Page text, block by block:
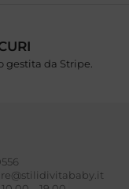
gestita da Stripe.